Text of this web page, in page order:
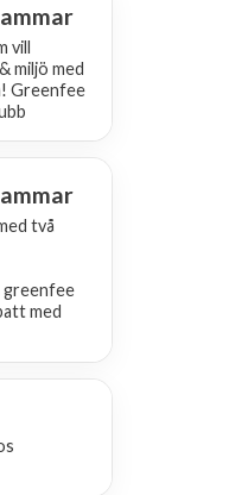
vill
miljö med
Greenfee
två
med